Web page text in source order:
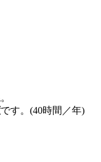
です。(40時間／年)